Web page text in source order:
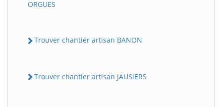
ORGUES
Trouver chantier artisan BANON
Trouver chantier artisan JAUSiERS